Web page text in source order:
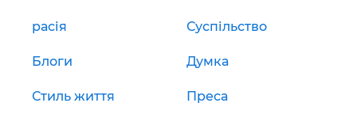
расія Суспільство
Блоги Думка
Стиль життя Преса